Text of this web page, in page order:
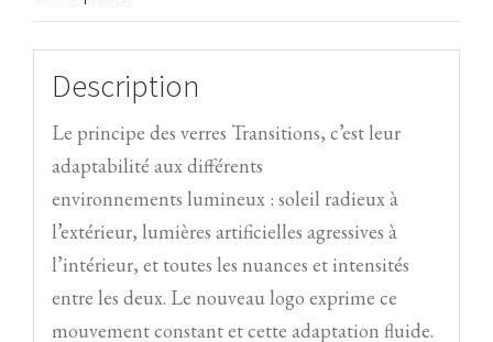
contrôle
:
Yoon
(Vertical)
Description
Le principe des verres Transitions, c’est leur
adaptabilité aux différents
environnements lumineux : soleil radieux à
l’extérieur, lumières artificielles agressives à
l’intérieur, et toutes les nuances et intensités
entre les deux. Le nouveau logo exprime ce
mouvement constant et cette adaptation fluide.